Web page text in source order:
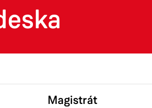
Magistrát